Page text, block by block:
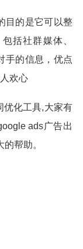
目的是它可以整
括社群媒体、
手的信息，优点
欢心
优化工具,大家有
ads广告出
帮助。